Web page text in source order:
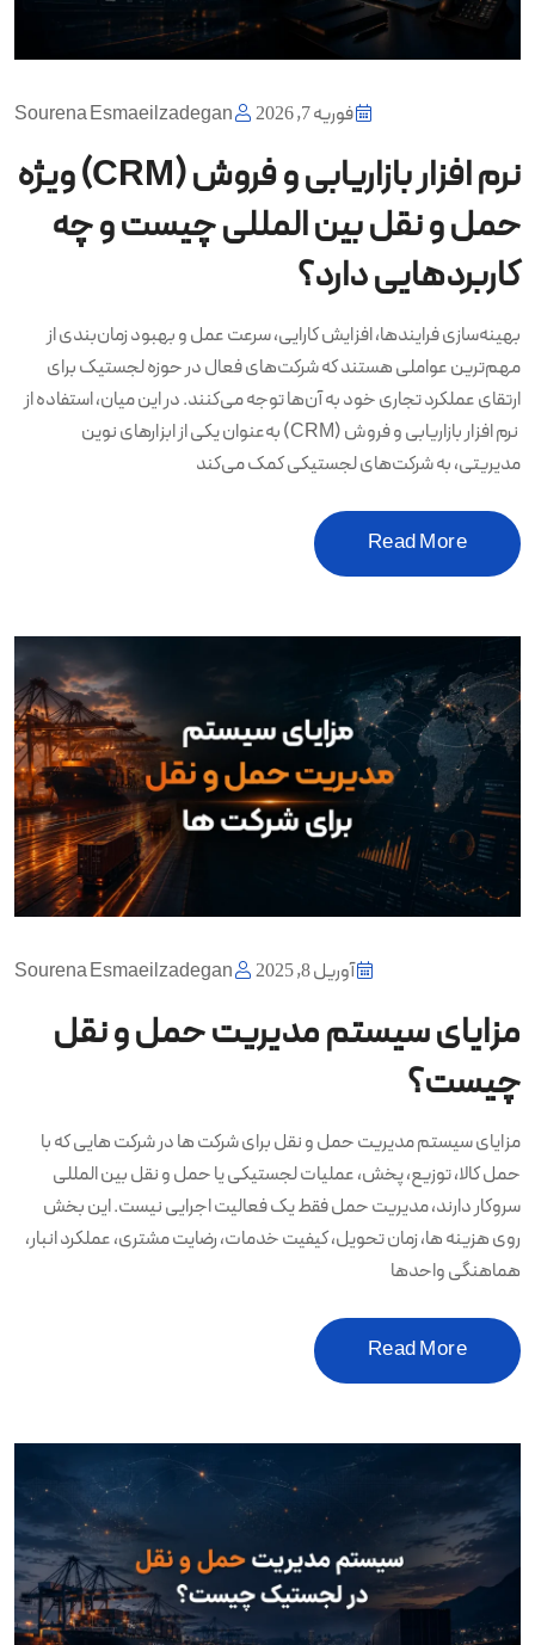
فوریه 7, 2026 Sourena Esmaeilzadegan
نرم افزار بازاریابی و فروش (CRM) ویژه
حمل و نقل بین المللی چیست و چه
کاربردهایی دارد؟
بهینه‌سازی فرایندها، افزایش کارایی، سرعت عمل و بهبود زمان‌بندی از
مهم‌ترین عواملی هستند که شرکت‌های فعال در حوزه لجستیک برای
ارتقای عملکرد تجاری خود به آن‌ها توجه می‌کنند. در این میان، استفاده از
نرم افزار بازاریابی و فروش (CRM) به‌عنوان یکی از ابزارهای نوین
مدیریتی، به شرکت‌های لجستیکی کمک می‌کند
Read More
آوریل 8, 2025 Sourena Esmaeilzadegan
مزایای سیستم مدیریت حمل و نقل
چیست؟
مزایای سیستم مدیریت حمل و نقل برای شرکت ها در شرکت هایی که با
حمل کالا، توزیع، پخش، عملیات لجستیکی یا حمل و نقل بین المللی
سروکار دارند، مدیریت حمل فقط یک فعالیت اجرایی نیست. این بخش
روی هزینه ها، زمان تحویل، کیفیت خدمات، رضایت مشتری، عملکرد انبار،
هماهنگی واحدها
Read More